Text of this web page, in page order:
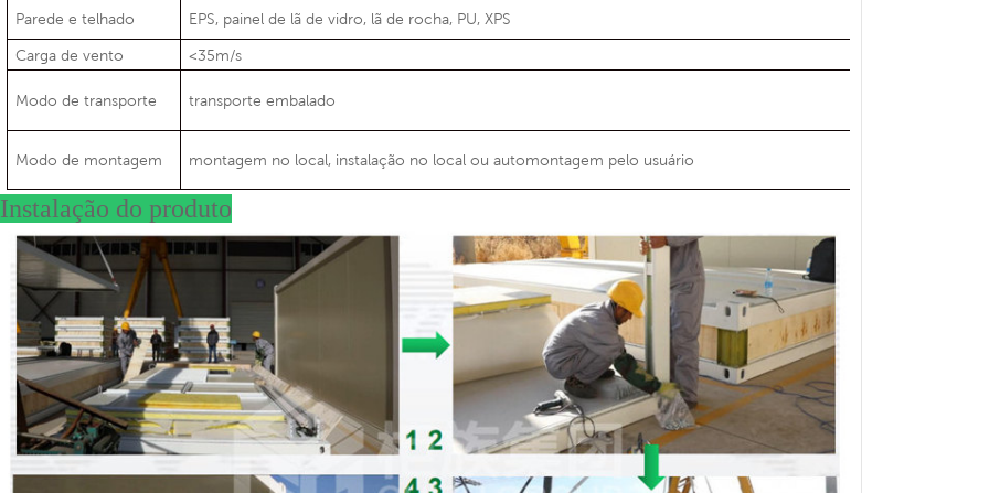
Parede e telhado EPS, painel de lã de vidro, lã de rocha, PU, ​​XPS
Carga de vento <35m/s
Modo de transporte transporte embalado
Modo de montagem montagem no local, instalação no local ou automontagem pelo usuário
Instalação do produto